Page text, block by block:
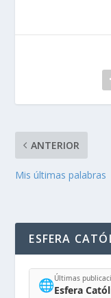
ANTERIOR
Mis últimas palabras
ESFERA
🌐Últimas
Esfera